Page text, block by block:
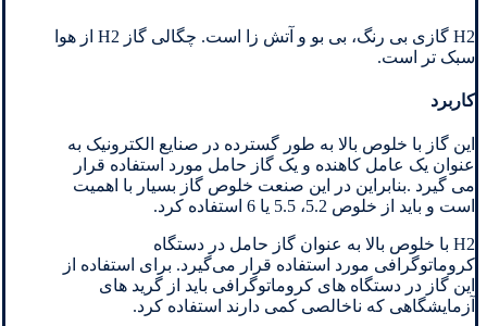
H2 گازی بی رنگ، بی بو و آتش زا است. چگالی گاز H2 از هوا
سبک تر است.
کاربرد
این گاز با خلوص بالا به طور گسترده در صنایع الکترونیک به
عنوان یک عامل کاهنده و یک گاز حامل مورد استفاده قرار
می گیرد .بنابراین در این صنعت خلوص گاز بسیار با اهمیت
است و باید از خلوص 5.2، 5.5 یا 6 استفاده کرد.
H2 با خلوص بالا به عنوان گاز حامل در دستگاه
کروماتوگرافی مورد استفاده قرار می‌گیرد. برای استفاده از
این گاز در دستگاه های کروماتوگرافی باید از گرید های
آزمایشگاهی که ناخالصی کمی دارند استفاده کرد.